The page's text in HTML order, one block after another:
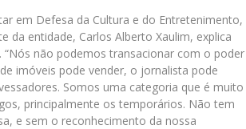
em Defesa da Cultura e do Entretenimento,
da entidade, Carlos Alberto Xaulim, explica
não podemos transacionar com o poder
imóveis pode vender, o jornalista pode
Somos uma categoria que é muito
principalmente os temporários. Não tem
e sem o reconhecimento da nossa